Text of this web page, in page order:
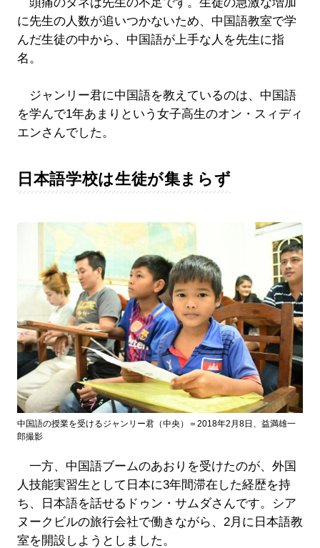
に先生の人数が追いつかないため、中国語教室で学
んだ生徒の中から、中国語が上手な人を先生に指
名。
ジャンリー君に中国語を教えているのは、中国語
を学んで1年あまりという女子高生のオン・スィディ
エンさんでした。
日本語学校は生徒が集まらず
中国語の授業を受けるジャンリー君（中央）＝2018年2月8日、益満雄一
郎撮影
一方、中国語ブームのあおりを受けたのが、外国
人技能実習生として日本に3年間滞在した経歴を持
ち、日本語を話せるドゥン・サムダさんです。シア
ヌークビルの旅行会社で働きながら、2月に日本語教
室を開設しようとしました。